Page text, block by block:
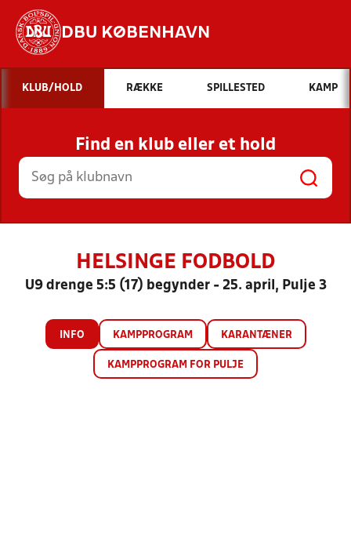
DBU KØBENHAVN
Hvad vil du søge efter?
INDHOLD OG NYHEDER
STILLINGER, RESULTATER, KLUBBER OG
HOLD
KLUB/HOLD RÆKKE SPILLESTED KAMP
Find en klub eller et hold
HELSINGE FODBOLD
U9 drenge 5:5 (17) begynder - 25. april, Pulje 3
INFO KAMPPROGRAM KARANTÆNER
KAMPPROGRAM FOR PULJE